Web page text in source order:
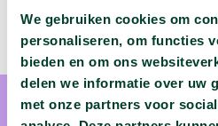
We gebruiken cookies om
personaliseren, om functies
bieden en om ons
delen we informatie over uw
met onze partners voor